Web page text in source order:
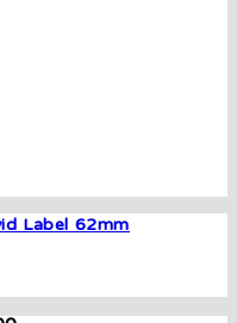
Label 62mm